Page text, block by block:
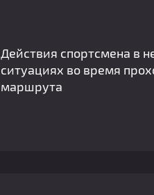
Действия спортсмена в
ситуациях во время
маршрута